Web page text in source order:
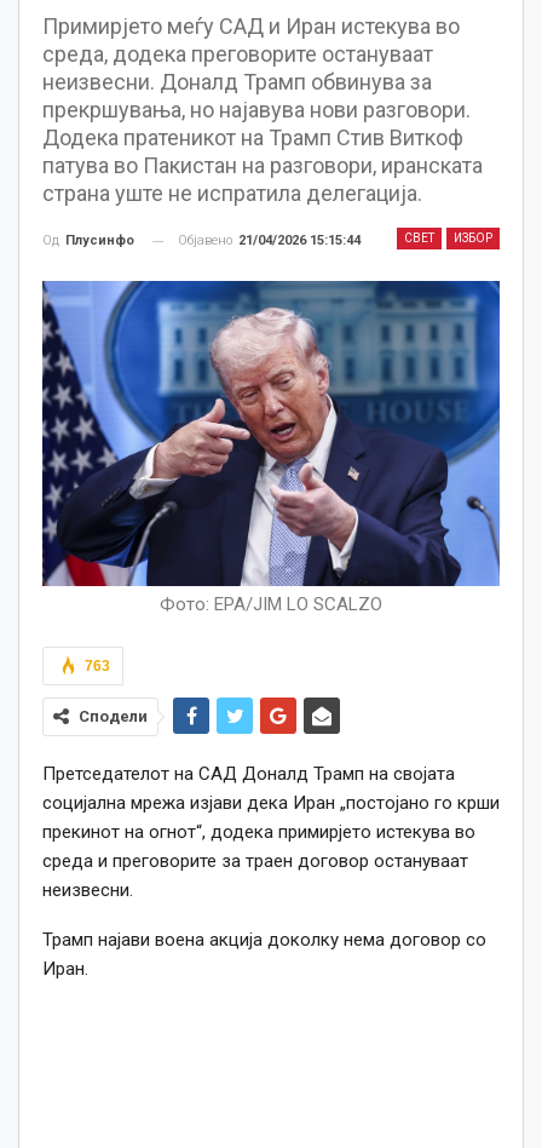
Примирјето меѓу САД и Иран истекува во
среда, додека преговорите остануваат
неизвесни. Доналд Трамп обвинува за
прекршувања, но најавува нови разговори.
Додека пратеникот на Трамп Стив Виткоф
патува во Пакистан на разговори, иранската
страна уште не испратила делегација.
СВЕТ ИЗБОР
Од Плусинфо Објавено 21/04/2026 15:15:44
Фото: EPA/JIM LO SCALZO
763
Сподели
Претседателот на САД Доналд Трамп на својата
социјална мрежа изјави дека Иран „постојано го крши
прекинот на огнот“, додека примирјето истекува во
среда и преговорите за траен договор остануваат
неизвесни.
Трамп најави воена акција доколку нема договор со
Иран.